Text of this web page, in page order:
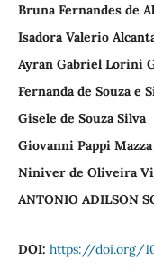
Bruna Fernandes de
Isadora Valerio
Ayran Gabriel Lorini
Fernanda de Souza e
Gisele de Souza Silva
Giovanni Pappi
Niniver de Oliveira
ANTONIO ADILSON
DOI: https://doi.org/